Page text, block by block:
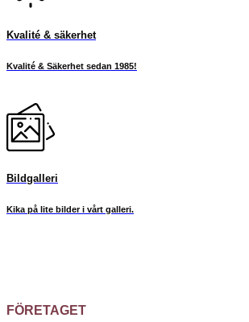
Kvalité & säkerhet
Kvalité & Säkerhet sedan 1985!
Bildgalleri
Kika på lite bilder i vårt galleri.
FÖRETAGET